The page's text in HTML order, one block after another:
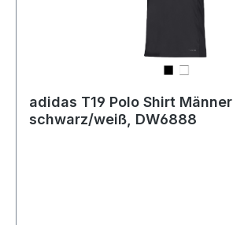
adidas T19 Polo Shirt Männer
schwarz/weiß, DW6888